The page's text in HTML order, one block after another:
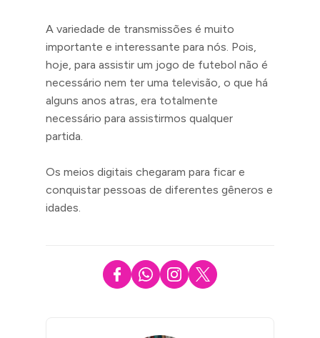
A variedade de transmissões é muito
importante e interessante para nós. Pois,
hoje, para assistir um jogo de futebol não é
necessário nem ter uma televisão, o que há
alguns anos atras, era totalmente
necessário para assistirmos qualquer
partida.
Os meios digitais chegaram para ficar e
conquistar pessoas de diferentes gêneros e
idades.